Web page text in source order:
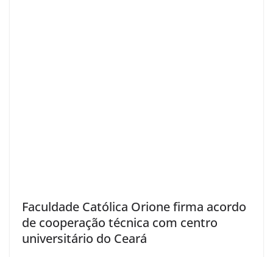
Faculdade Católica Orione firma acordo
de cooperação técnica com centro
universitário do Ceará